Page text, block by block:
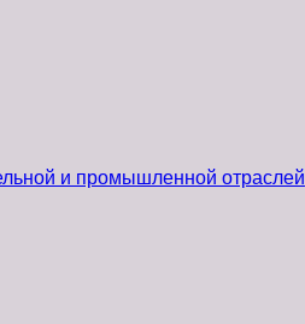
и промышленной отраслей